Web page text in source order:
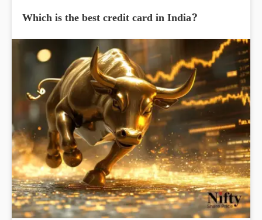
Which is the best credit card in India?